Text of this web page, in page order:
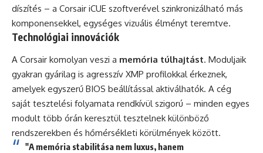
díszítés – a Corsair iCUE szoftverével szinkronizálható más
komponensekkel, egységes vizuális élményt teremtve.
Technológiai innovációk
A Corsair komolyan veszi a memória túlhajtást. Moduljaik
gyakran gyárilag is agresszív XMP profilokkal érkeznek,
amelyek egyszerű BIOS beállítással aktiválhatók. A cég
saját tesztelési folyamata rendkívül szigorú – minden egyes
modult több órán keresztül tesztelnek különböző
rendszerekben és hőmérsékleti körülmények között.
"A memória stabilitása nem luxus, hanem